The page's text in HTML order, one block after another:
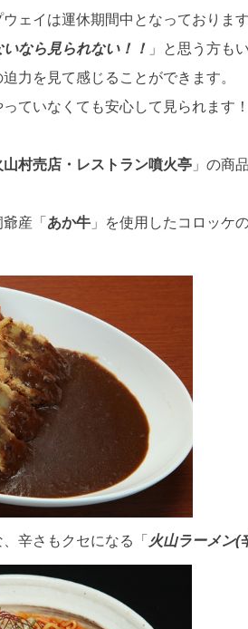
ェイは運休期間中となっております
なら見られない！！ 」と思う方も
力を見て感じることができます。
ていなくても安心して見られます！
山村売店・レストラン噴火亭 」の商
産「 あか牛 」を使用したコロッケ
辛さもクセになる「 火山ラーメン(